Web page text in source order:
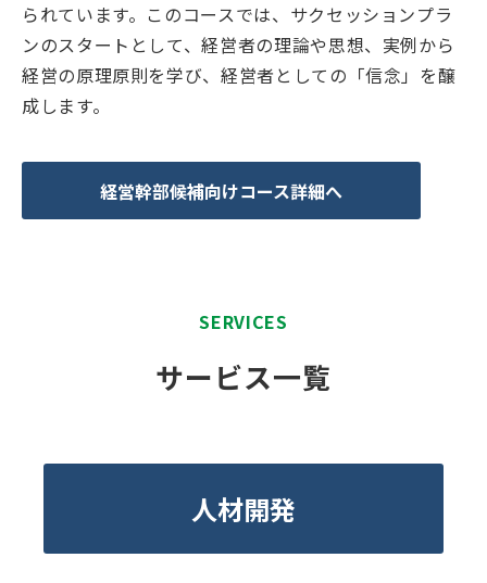
られています。このコースでは、サクセッションプラ
ンのスタートとして、経営者の理論や思想、実例から
経営の原理原則を学び、経営者としての「信念」を醸
成します。
経営幹部候補向けコース詳細へ
SERVICES
サービス一覧
人材開発